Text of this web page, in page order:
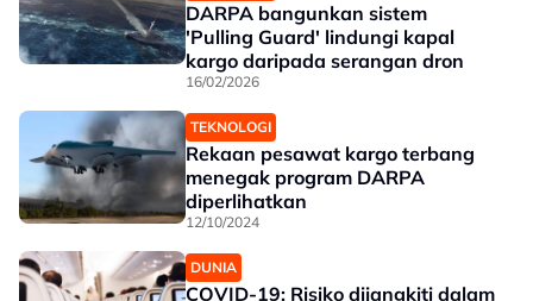
DARPA bangunkan sistem
'Pulling Guard' lindungi kapal
kargo daripada serangan dron
16/02/2026
TEKNOLOGI
Rekaan pesawat kargo terbang
menegak program DARPA
diperlihatkan
12/10/2024
DUNIA
COVID-19: Risiko dijangkiti dalam